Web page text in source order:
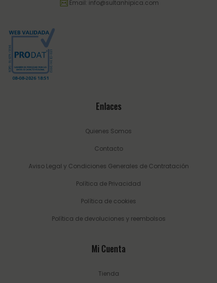
Email: info@sultanhipica.com
Enlaces
Quienes Somos
Contacto
Aviso Legal y Condiciones Generales de Contratación
Política de Privacidad
Política de cookies
Política de devoluciones y reembolsos
Mi Cuenta
Tienda